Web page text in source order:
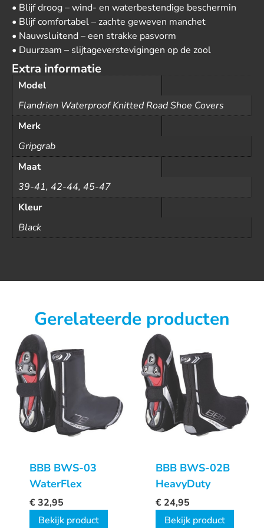
• Blijf droog – wind- en waterbestendige beschermin
• Blijf comfortabel – zachte geweven manchet
• Nauwsluitend – een strakke pasvorm
• Duurzaam – slijtageverstevigingen op de zool
Extra informatie
Model
Flandrien Waterproof Knitted Road Shoe Covers
Merk
Gripgrab
Maat
39-41, 42-44, 45-47
Kleur
Black
Gerelateerde producten
BBB BWS-03
WaterFlex
€32,95
Bekijk product
BBB BWS-02B
HeavyDuty
€ 24,95
Bekijk product